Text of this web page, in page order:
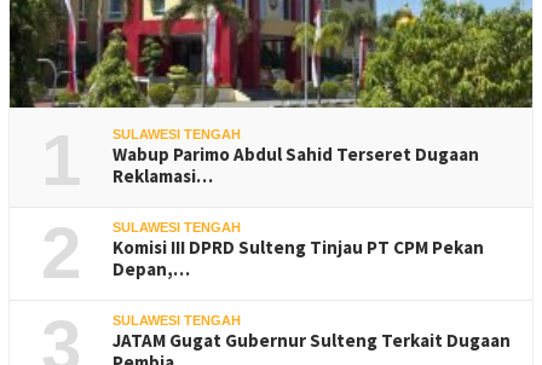
1 SULAWESI TENGAH
Wabup Parimo Abdul Sahid Terseret Dugaan
Reklamasi…
2 SULAWESI TENGAH
Komisi III DPRD Sulteng Tinjau PT CPM Pekan
Depan,…
3 SULAWESI TENGAH
JATAM Gugat Gubernur Sulteng Terkait Dugaan